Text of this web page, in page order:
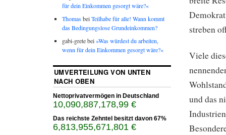
streben
Viele
und das
für dein Einkommen gesorgt wäre?«
ThomasbeiTeilhabe für alle! Wann kommt
das Bedingungslose Grundeinkommen?
gabi-grete bei»Was würdest du arbeiten,
wenn für dein Einkommen gesorgt wäre?«
UMVERTEILUNG VON UNTEN
NACH OBEN
Nettoprivatvermögen in Deutschland
10,090,887,182,53 €
Das reichste Zehntel besitzt davon 67%
6,813,955,674,641 €